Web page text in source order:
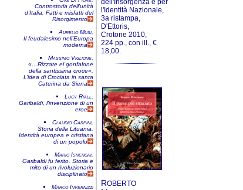
Controstoria dell'unità
d'Italia. Fatti e misfatti del
Risorgimento
Aurelio Musi,
Il feudalesimo nell’Europa
moderna
Massimo Viglione,
«…Rizzate el gonfalone
della santissima croce».
L’idea di Crociata in santa
Caterina da Siena
Lucy Riall,
Garibaldi, l'invenzione di un
eroe
Claudio Carpini,
Storia della Lituania.
Identità europea e cristiana
di un popolo
Mario Isnenghi,
Garibaldi fu ferito. Storia e
mito di un rivoluzionario
disciplinato
Marco Invernizzi
dell'Insorgenza e per
l'Identità Nazionale,
3a ristampa,
D'Ettoris,
Crotone 2010,
224 pp., con ill., €
18,00.
ROBERTO